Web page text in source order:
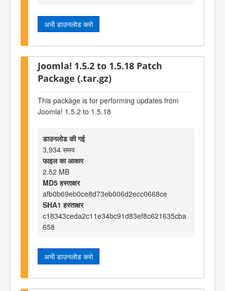
अभी डाउनलोड करो
Joomla! 1.5.2 to 1.5.18 Patch
Package (.tar.gz)
This package is for performing updates from
Joomla! 1.5.2 to 1.5.18
डाउनलोड की गई
3,934 समय
फाइल का आकार
2.52 MB
MD5 हस्ताक्षर
afb0b69eb0ce8d73eb006d2ecc0668ce
SHA1 हस्ताक्षर
c18343ceda2c11e34bc91d83ef8c621635cba
658
अभी डाउनलोड करो